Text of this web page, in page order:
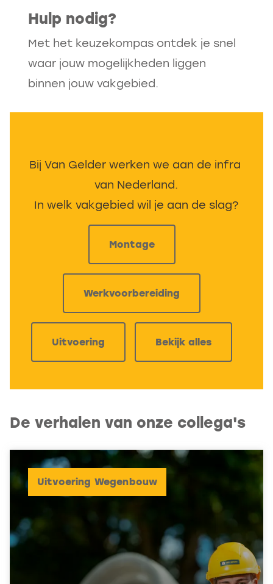
Hulp nodig?
Met het keuzekompas ontdek je snel
waar jouw mogelijkheden liggen
binnen jouw vakgebied.
Bij Van Gelder werken we aan de infra
van Nederland.
In welk vakgebied wil je aan de slag?
Montage
Werkvoorbereiding
Uitvoering Bekijk alles
De verhalen van onze collega's
Uitvoering Wegenbouw